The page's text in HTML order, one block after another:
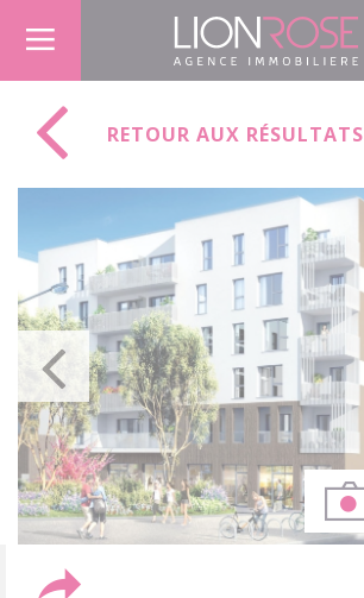
RETOUR AUX RÉSULTATS
Panneau de gestion des cookies